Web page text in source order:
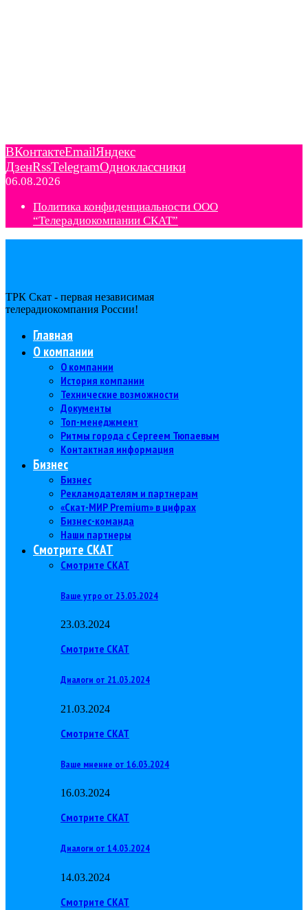
ВКонтактеEmailЯндекс
ДзенRssTelegramОдноклассники
06.08.2026
Политика конфиденциальности ООО
“Телерадиокомпании СКАТ”
ТРК Скат - первая независимая
телерадиокомпания Роcсии!
Главная
О компании
О компании
История компании
Технические возможности
Документы
Топ-менеджмент
Ритмы города с Сергеем Тюпаевым
Контактная информация
Бизнес
Бизнес
Рекламодателям и партнерам
«Скат-МИР Premium» в цифрах
Бизнес-команда
Наши партнеры
Смотрите СКАТ
Смотрите СКАТ
Ваше утро от 23.03.2024
23.03.2024
Смотрите СКАТ
Диалоги от 21.03.2024
21.03.2024
Смотрите СКАТ
Ваше мнение от 16.03.2024
16.03.2024
Смотрите СКАТ
Диалоги от 14.03.2024
14.03.2024
Смотрите СКАТ